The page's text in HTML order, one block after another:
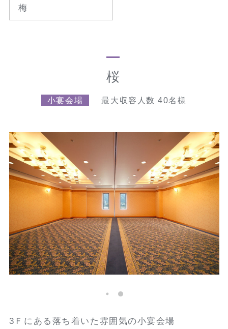
梅
桜
小宴会場 最大収容人数 40名様
3Ｆにある落ち着いた雰囲気の小宴会場